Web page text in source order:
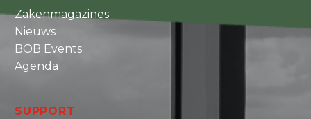
Zakenmagazines
Nieuws
BOB Events
Agenda
SUPPORT